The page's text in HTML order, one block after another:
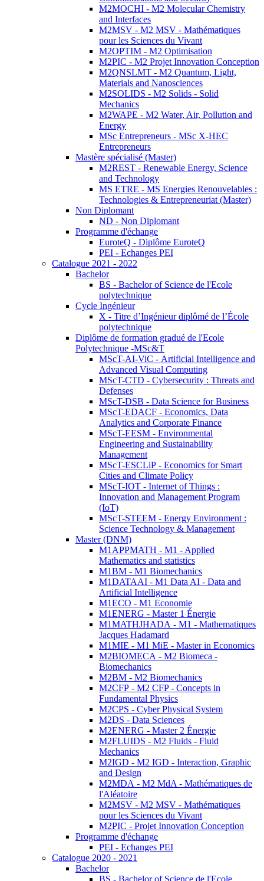
M2MOCHI - M2 Molecular Chemistry
and Interfaces
M2MSV - M2 MSV - Mathématiques
pour les Sciences du Vivant
M2OPTIM - M2 Optimisation
M2PIC - M2 Projet Innovation Conception
M2QNSLMT - M2 Quantum, Light,
Materials and Nanosciences
M2SOLIDS - M2 Solids - Solid
Mechanics
M2WAPE - M2 Water, Air, Pollution and
Energy
MSc Entrepreneurs - MSc X-HEC
Entrepreneurs
Mastère spécialisé (Master)
M2REST - Renewable Energy, Science
and Technology
MS ETRE - MS Energies Renouvelables :
Technologies & Entrepreneuriat (Master)
Non Diplomant
ND - Non Diplomant
Programme d'échange
EuroteQ - Diplôme EuroteQ
PEI - Echanges PEI
Catalogue 2021 - 2022
Bachelor
BS - Bachelor of Science de l'Ecole
polytechnique
Cycle Ingénieur
X - Titre d’Ingénieur diplômé de l’École
polytechnique
Diplôme de formation gradué de l'Ecole
Polytechnique -MSc&T
MScT-AI-ViC - Artificial Intelligence and
Advanced Visual Computing
MScT-CTD - Cybersecurity : Threats and
Defenses
MScT-DSB - Data Science for Business
MScT-EDACF - Economics, Data
Analytics and Corporate Finance
MScT-EESM - Environmental
Engineering and Sustainability
Management
MScT-ESCLiP - Economics for Smart
Cities and Climate Policy
MScT-IOT - Internet of Things :
Innovation and Management Program
(IoT)
MScT-STEEM - Energy Environment :
Science Technology & Management
Master (DNM)
M1APPMATH - M1 - Applied
Mathematics and statistics
M1BM - M1 Biomechanics
M1DATAAI - M1 Data AI - Data and
Artificial Intelligence
M1ECO - M1 Economie
M1ENERG - Master 1 Énergie
M1MATHJHADA - M1 - Mathematiques
Jacques Hadamard
M1MIE - M1 MiE - Master in Economics
M2BIOMECA - M2 Biomeca -
Biomechanics
M2BM - M2 Biomechanics
M2CFP - M2 CFP - Concepts in
Fundamental Physics
M2CPS - Cyber Physical System
M2DS - Data Sciences
M2ENERG - Master 2 Énergie
M2FLUIDS - M2 Fluids - Fluid
Mechanics
M2IGD - M2 IGD - Interaction, Graphic
and Design
M2MDA - M2 MdA - Mathématiques de
l'Aléatoire
M2MSV - M2 MSV - Mathématiques
pour les Sciences du Vivant
M2PIC - Projet Innovation Conception
Programme d'échange
PEI - Echanges PEI
Catalogue 2020 - 2021
Bachelor
BS - Bachelor of Science de l'Ecole